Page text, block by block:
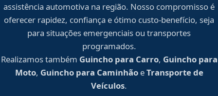
assistência automotiva na região. Nosso compromisso é
oferecer rapidez, confiança e ótimo custo-benefício, seja
para situações emergenciais ou transportes
programados.
Realizamos também Guincho para Carro, Guincho para
Moto, Guincho para CaminhãoeTransporte de
Veículos.